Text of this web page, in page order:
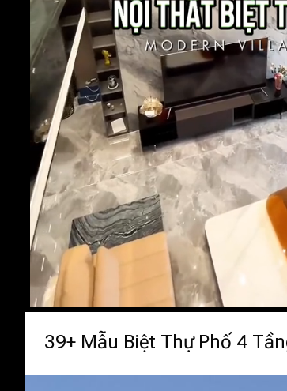
39+ Mẫu Biệt Thự Phố 4